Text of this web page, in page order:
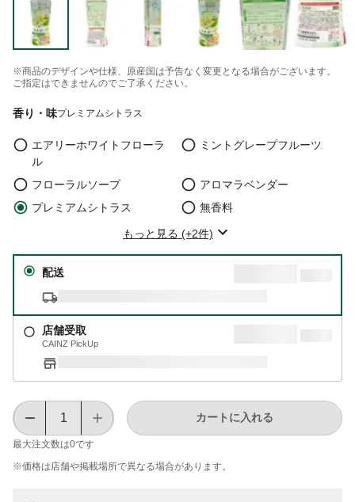
※商品のデザインや仕様、原産国は予告なく変更となる場合がございます。
ご指定はできませんのでご了承ください。
香り・味プレミアムシトラス
エアリーホワイトフローラ
ル
ミントグレープフルーツ
フローラルソープ
アロマラベンダー
プレミアムシトラス
無香料
もっと見る (+2件)
配送
店舗受取
CAINZ PickUp
最大注文数は0です
カートに入れる
※価格は​店舗や​掲載場所で​異なる​場合が​あります。